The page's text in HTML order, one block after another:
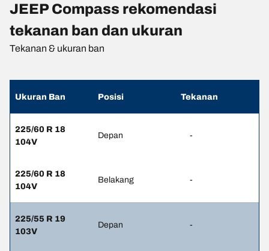
JEEP Compass rekomendasi
tekanan ban dan ukuran
Tekanan & ukuran ban
Ukuran Ban Posisi Tekanan
225/60 R 18
104V
Depan -
225/60 R 18
104V
Belakang -
225/55 R 19
103V
Depan -